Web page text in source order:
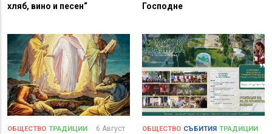
хляб, вино и песен“
Господне
ОБЩЕСТВО ТРАДИЦИИ
6 Август
ОБЩЕСТВО СЪБИТИЯ ТРАДИЦИИ